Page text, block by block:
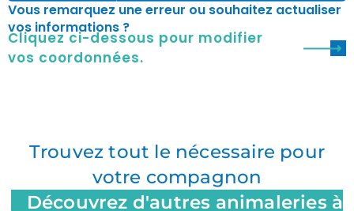
Vous remarquez une erreur ou souhaitez actualiser
vos informations ?
Cliquez ci-dessous pour modifier
vos coordonnées.
Trouvez tout le nécessaire pour
votre compagnon
Découvrez d'autres animaleries à